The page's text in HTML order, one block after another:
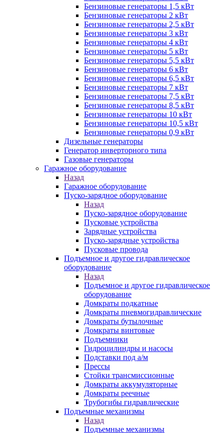
Бензиновые генераторы 1,5 кВт
Бензиновые генераторы 2 кВт
Бензиновые генераторы 2,5 кВт
Бензиновые генераторы 3 кВт
Бензиновые генераторы 4 кВт
Бензиновые генераторы 5 кВт
Бензиновые генераторы 5,5 кВт
Бензиновые генераторы 6 кВт
Бензиновые генераторы 6,5 кВт
Бензиновые генераторы 7 кВт
Бензиновые генераторы 7,5 кВт
Бензиновые генераторы 8,5 кВт
Бензиновые генераторы 10 кВт
Бензиновые генераторы 10,5 кВт
Бензиновые генераторы 0,9 кВт
Дизельные генераторы
Генератор инверторного типа
Газовые генераторы
Гаражное оборудование
Назад
Гаражное оборудование
Пуско-зарядное оборудование
Назад
Пуско-зарядное оборудование
Пусковые устройства
Зарядные устройства
Пуско-зарядные устройства
Пусковые провода
Подъемное и другое гидравлическое
оборудование
Назад
Подъемное и другое гидравлическое
оборудование
Домкраты подкатные
Домкраты пневмогидравлические
Домкраты бутылочные
Домкраты винтовые
Подъемники
Гидроцилиндры и насосы
Подставки под а/м
Прессы
Стойки трансмиссионные
Домкраты аккумуляторные
Домкраты реечные
Трубогибы гидравлические
Подъемные механизмы
Назад
Подъемные механизмы